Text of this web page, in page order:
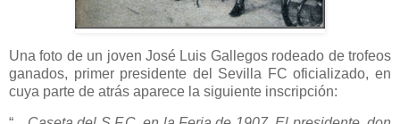
Una foto de un joven José Luis Gallegos rodeado de trofeos
ganados, primer presidente del Sevilla FC oficializado, en
cuya parte de atrás aparece la siguiente inscripción: